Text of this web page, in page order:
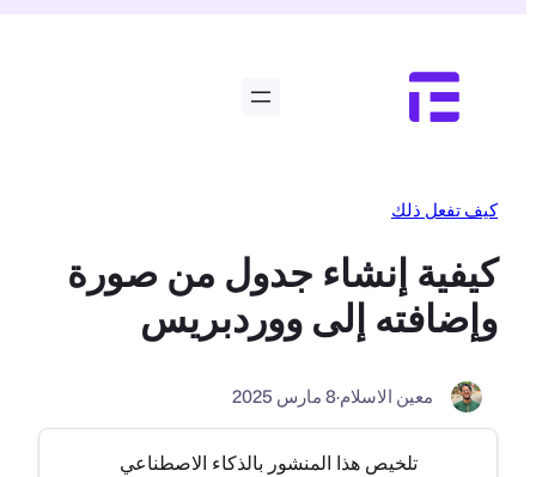
كيف تفعل ذلك
كيفية إنشاء جدول من صورة
وإضافته إلى ووردبريس
معين الاسلام·8 مارس 2025
تلخيص هذا المنشور بالذكاء الاصطناعي